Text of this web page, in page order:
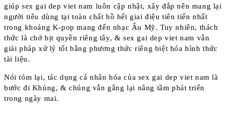
giúp sex gai dep viet nam luôn cập nhật, xây đắp nên mang lại
người tiêu dùng tại toàn chất hồ hết giai điệu tiên tiến nhất
trong khoảng K-pop mang đến nhạc Âu Mỹ. Tuy nhiên, thách
thức là chở bịt quyền riêng tây, & sex gai dep viet nam vẫn
giải pháp xử lý tốt bằng phương thức riêng biệt hóa hình thức
tài liệu.
Nói tóm lại, tác dụng cá nhân hóa của sex gai dep viet nam là
bước đi Khủng, & chúng vẫn gắng lại nâng tầm phát triển
trong ngày mai.